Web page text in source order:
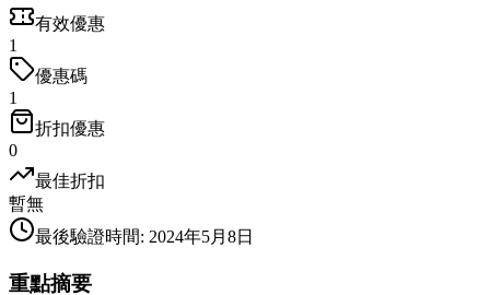
有效優惠
1
優惠碼
1
折扣優惠
0
最佳折扣
暫無
最後驗證時間: 2024年5月8日
重點摘要